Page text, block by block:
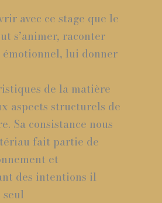
avec ce stage que le
s’animer, raconter
émotionnel, lui donner
de la matière
aspects structurels de
Sa consistance nous
fait partie de
et
des intentions il
seul